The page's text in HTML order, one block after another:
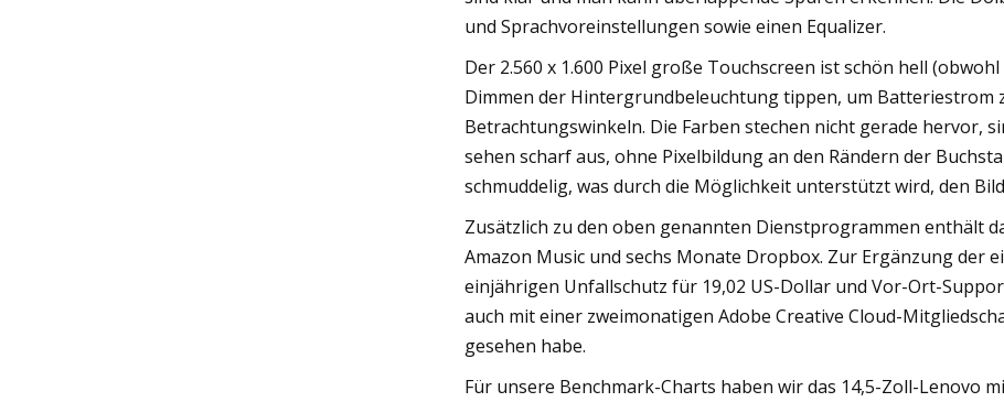
und Sprachvoreinstellungen sowie einen Equalizer.
Der 2.560 x 1.600 Pixel große Touchscreen ist schön hell
Dimmen der Hintergrundbeleuchtung tippen, um
Betrachtungswinkeln. Die Farben stechen nicht gerade hervor,
sehen scharf aus, ohne Pixelbildung an den Rändern der
schmuddelig, was durch die Möglichkeit unterstützt wird, den
Zusätzlich zu den oben genannten Dienstprogrammen enthält
Amazon Music und sechs Monate Dropbox. Zur Ergänzung der
einjährigen Unfallschutz für 19,02 US-Dollar und Vor-Ort-
auch mit einer zweimonatigen Adobe Creative Cloud-
gesehen habe.
Für unsere Benchmark-Charts haben wir das 14,5-Zoll-Lenovo